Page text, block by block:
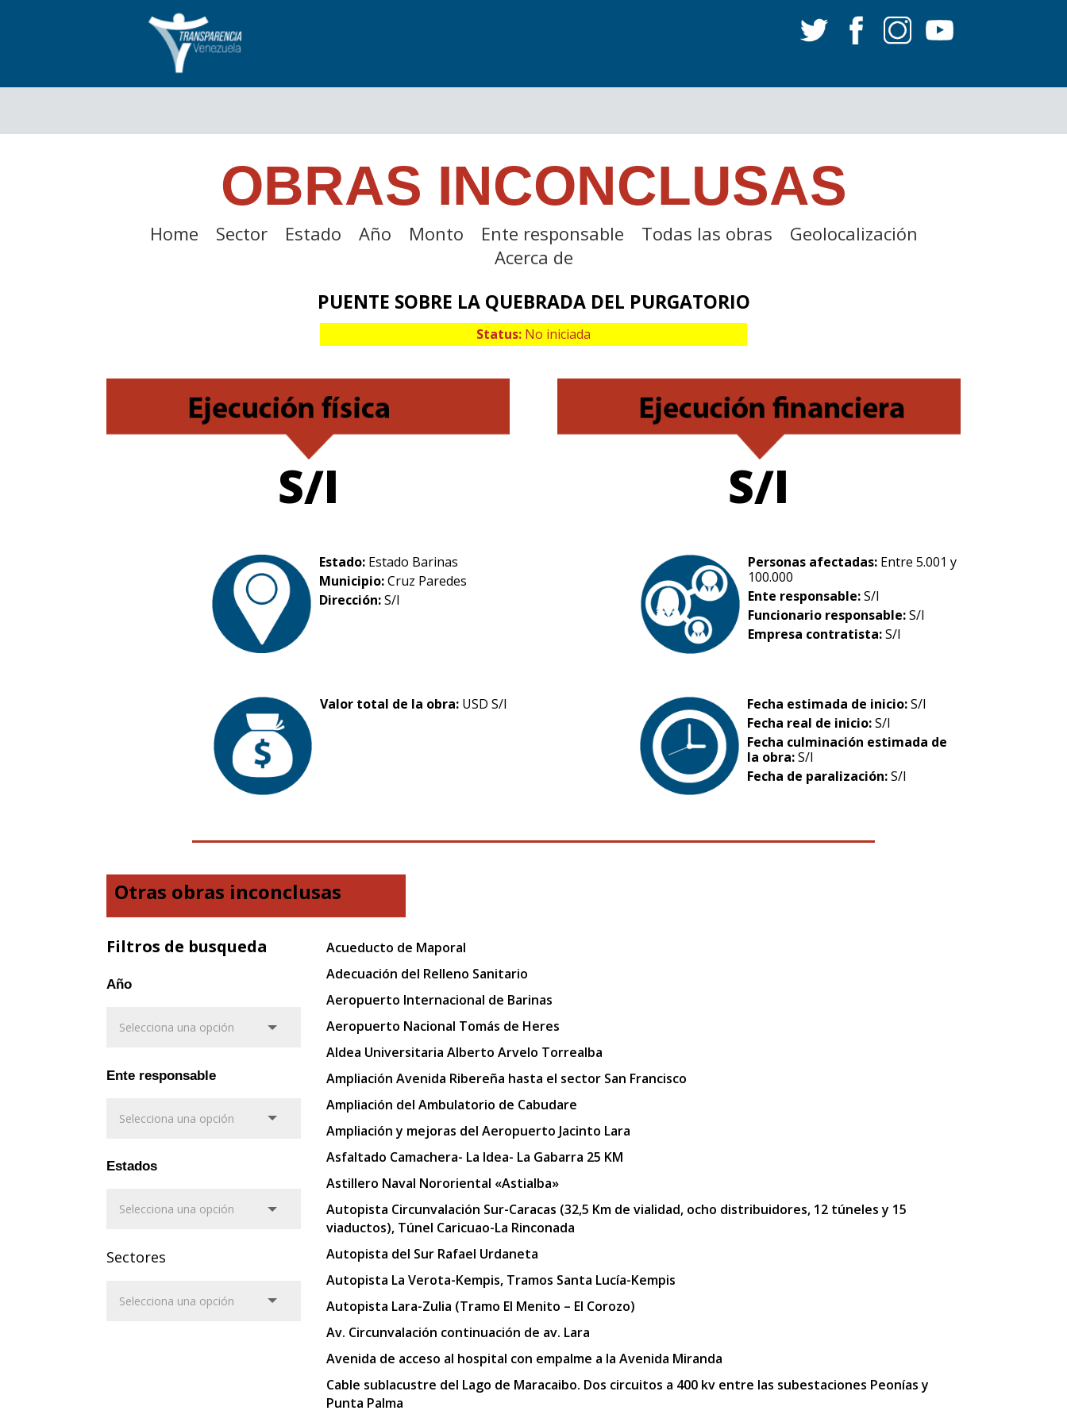
OBRAS INCONCLUSAS
Home Sector Estado Año Monto Ente responsable Todas las obras
Geolocalización
Acerca de
PUENTE SOBRE LA QUEBRADA DEL PURGATORIO
Status: No iniciada
S/I S/I
Estado: Estado Barinas
Municipio:Cruz Paredes
Dirección:S/I
Personas afectadas: Entre 5.001 y
100.000
Ente responsable:S/I
Funcionario responsable:S/I
Empresa contratista:S/I
Valor total de la obra: USD S/I Fecha estimada de inicio:S/I
Fecha real de inicio:S/I
Fecha culminación estimada de
la obra:S/I
Fecha de paralización:S/I
Otras obras inconclusas
Filtros de busqueda
Año
Ente responsable
Estados
Sectores
Acueducto de Maporal
Adecuación del Relleno Sanitario
Aeropuerto Internacional de Barinas
Aeropuerto Nacional Tomás de Heres
Aldea Universitaria Alberto Arvelo Torrealba
Ampliación Avenida Ribereña hasta el sector San Francisco
Ampliación del Ambulatorio de Cabudare
Ampliación y mejoras del Aeropuerto Jacinto Lara
Asfaltado Camachera- La Idea- La Gabarra 25 KM
Astillero Naval Nororiental «Astialba»
Autopista Circunvalación Sur-Caracas (32,5 Km de vialidad, ocho distribuidores, 12 túneles y 15
viaductos), Túnel Caricuao-La Rinconada
Autopista del Sur Rafael Urdaneta
Autopista La Verota-Kempis, Tramos Santa Lucía-Kempis
Autopista Lara-Zulia (Tramo El Menito – El Corozo)
Av. Circunvalación continuación de av. Lara
Avenida de acceso al hospital con empalme a la Avenida Miranda
Cable sublacustre del Lago de Maracaibo. Dos circuitos a 400 kv entre las subestaciones Peonías y
Punta Palma